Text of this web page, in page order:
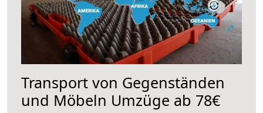
Transport von Gegenständen
und Möbeln Umzüge ab 78€